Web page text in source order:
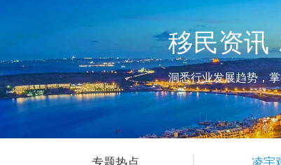
移民资讯
洞悉行业发展趋势，